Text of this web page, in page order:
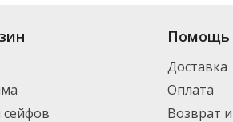
. В ассортименте интернет-магазина
его в корзину для дальнейшего
DPD. Для постоянных клиентов - скидка,
Помощь
Доставка
Оплата
Возврат